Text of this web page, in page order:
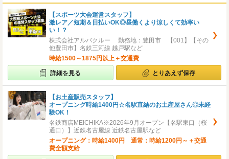
【スポーツ大会運営スタッフ】
激レア／短期＆日払いOK◎昼働くより涼しくて効率い
い！？
株式会社アルバクルー 勤務地：豊田市 【001】【その
他豊田市】名鉄三河線 越戸駅など
時給1500～1875円以上＋交通費
詳細を見る とりあえず保存
【お土産販売スタッフ】
オープニング時給1400円☆名駅直結のお土産屋さん◎未経
験OK！
名鉄商店MEICHIKA※2026年9月オープン【名駅東口（桜
通口）】近鉄名古屋線 近鉄名古屋駅など
オープニング：時給1400円 通常：時給1200円～＋交通
費全額支給